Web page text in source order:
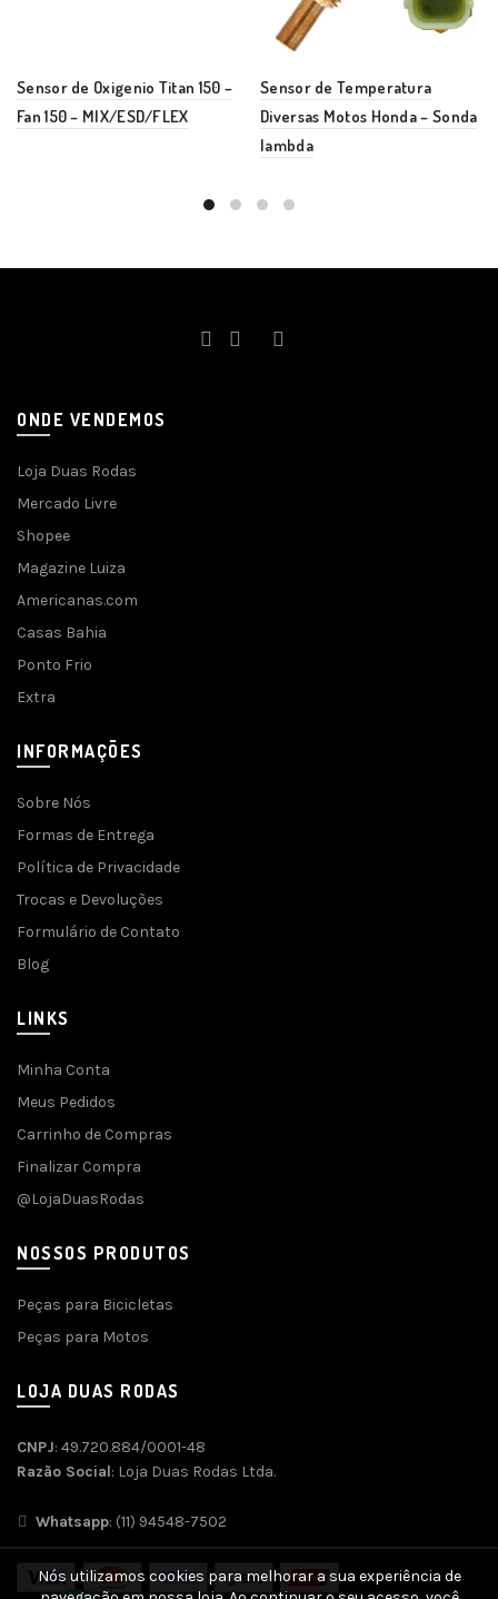
Sensor de Oxigenio Titan 150 –
Fan 150 – MIX/ESD/FLEX
Sensor de Temperatura
Diversas Motos Honda – Sonda
lambda
ONDE VENDEMOS
Loja Duas Rodas
Mercado Livre
Shopee
Magazine Luiza
Americanas.com
Casas Bahia
Ponto Frio
Extra
INFORMAÇÕES
Sobre Nós
Formas de Entrega
Política de Privacidade
Trocas e Devoluções
Formulário de Contato
Blog
LINKS
Minha Conta
Meus Pedidos
Carrinho de Compras
Finalizar Compra
@LojaDuasRodas
NOSSOS PRODUTOS
Peças para Bicicletas
Peças para Motos
LOJA DUAS RODAS
CNPJ: 49.720.884/0001-48
Razão Social: Loja Duas Rodas Ltda.
Whatsapp: (11) 94548-7502
Nós utilizamos cookies para melhorar a sua experiência de